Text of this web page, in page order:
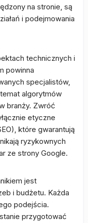
na stronie, są
i podejmowania
technicznych i
powinna
specjalistów,
algorytmów
branży. Zwróć
etyczne
które gwarantują
ryzykownych
ze strony Google.
jest
i budżetu. Każda
podejścia.
przygotować